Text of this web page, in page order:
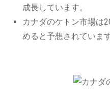
成長しています。
カナダのケトン市場は
めると予想されています